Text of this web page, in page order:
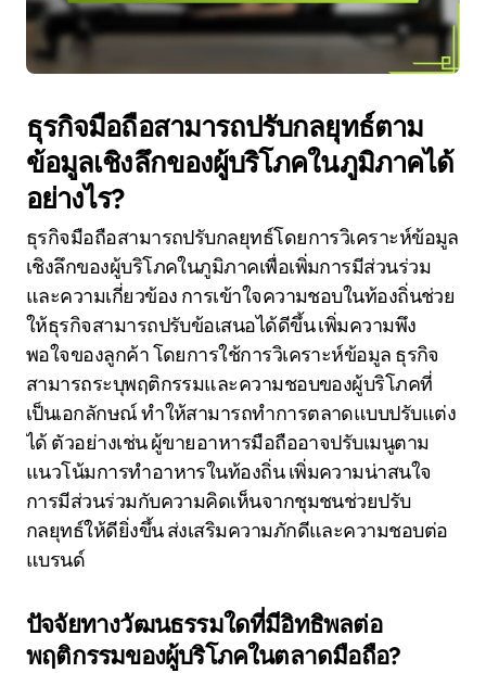
ธุรกิจมือถือสามารถปรับกลยุทธ์ตาม
ข้อมูลเชิงลึกของผู้บริโภคในภูมิภาคได้
อย่างไร?
ธุรกิจมือถือสามารถปรับกลยุทธ์โดยการวิเคราะห์ข้อมูล
เชิงลึกของผู้บริโภคในภูมิภาคเพื่อเพิ่มการมีส่วนร่วม
และความเกี่ยวข้อง การเข้าใจความชอบในท้องถิ่นช่วย
ให้ธุรกิจสามารถปรับข้อเสนอได้ดีขึ้น เพิ่มความพึง
พอใจของลูกค้า โดยการใช้การวิเคราะห์ข้อมูล ธุรกิจ
สามารถระบุพฤติกรรมและความชอบของผู้บริโภคที่
เป็นเอกลักษณ์ ทำให้สามารถทำการตลาดแบบปรับแต่ง
ได้ ตัวอย่างเช่น ผู้ขายอาหารมือถืออาจปรับเมนูตาม
แนวโน้มการทำอาหารในท้องถิ่น เพิ่มความน่าสนใจ
การมีส่วนร่วมกับความคิดเห็นจากชุมชนช่วยปรับ
กลยุทธ์ให้ดียิ่งขึ้น ส่งเสริมความภักดีและความชอบต่อ
แบรนด์
ปัจจัยทางวัฒนธรรมใดที่มีอิทธิพลต่อ
พฤติกรรมของผู้บริโภคในตลาดมือถือ?